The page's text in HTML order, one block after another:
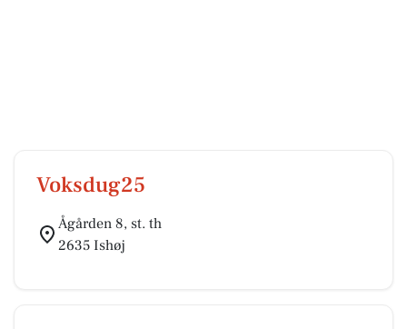
Voksdug25
Ågården 8, st. th
2635 Ishøj